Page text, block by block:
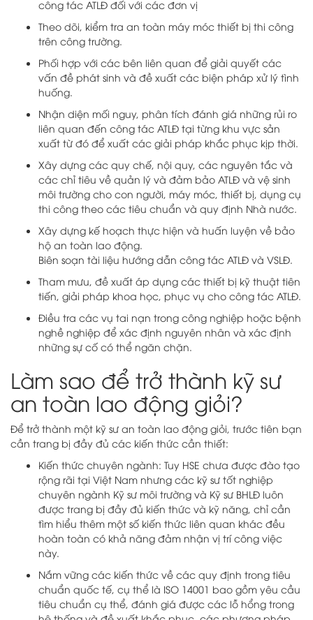
công tác ATLĐ đối với các đơn vị
Theo dõi, kiểm tra an toàn máy móc thiết bị thi công
trên công trường.
Phối hợp với các bên liên quan để giải quyết các
vấn đề phát sinh và đề xuất các biện pháp xử lý tình
huống.
Nhận diện mối nguy, phân tích đánh giá những rủi ro
liên quan đến công tác ATLĐ tại từng khu vực sản
xuất từ đó để xuất các giải pháp khắc phục kịp thời.
Xây dựng các quy chế, nội quy, các nguyên tắc và
các chỉ tiêu về quản lý và đảm bảo ATLĐ và vệ sinh
môi trường cho con người, máy móc, thiết bị, dụng cụ
thi công theo các tiêu chuẩn và quy định Nhà nước.
Xây dựng kế hoạch thực hiện và huấn luyện về bảo
hộ an toàn lao động.
Biên soạn tài liệu hướng dẫn công tác ATLĐ và VSLĐ.
Tham mưu, đề xuất áp dụng các thiết bị kỹ thuật tiên
tiến, giải pháp khoa học, phục vụ cho công tác ATLĐ.
Điều tra các vụ tai nạn trong công nghiệp hoặc bệnh
nghề nghiệp để xác định nguyên nhân và xác định
những sự cố có thể ngăn chặn.
Làm sao để trở thành kỹ sư
an toàn lao động giỏi?
Để trở thành một kỹ sư an toàn lao động giỏi, trước tiên bạn
cần trang bị đầy đủ các kiến thức cần thiết:
Kiến thức chuyên ngành: Tuy HSE chưa được đào tạo
rộng rãi tại Việt Nam nhưng các kỹ sư tốt nghiệp
chuyên ngành Kỹ sư môi trường và Kỹ sư BHLĐ luôn
được trang bị đầy đủ kiến thức và kỹ năng, chỉ cần
tìm hiểu thêm một số kiến thức liên quan khác đều
hoàn toàn có khả năng đảm nhận vị trí công việc
này.
Nắm vững các kiến thức về các quy định trong tiêu
chuẩn quốc tế, cụ thể là ISO 14001 bao gồm yêu cầu
tiêu chuẩn cụ thể, đánh giá được các lỗ hổng trong